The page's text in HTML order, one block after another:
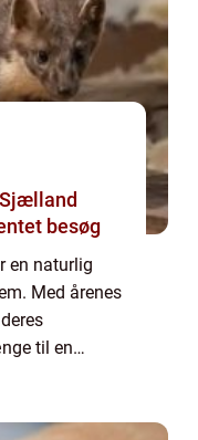
besøg
en naturlig
Med årenes
til en